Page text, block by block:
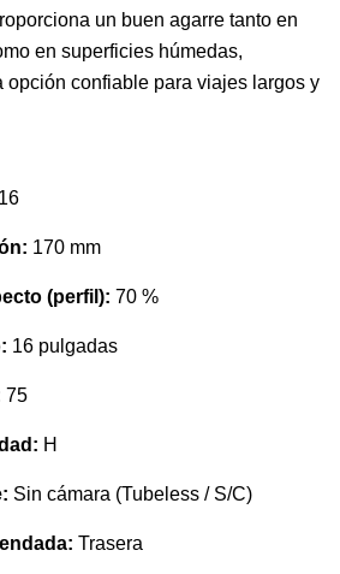
un buen agarre tanto en
en superficies húmedas,
opción confiable para viajes largos y
170 mm
(perfil): 70 %
16 pulgadas
75
H
Sin cámara (Tubeless / S/C)
Trasera